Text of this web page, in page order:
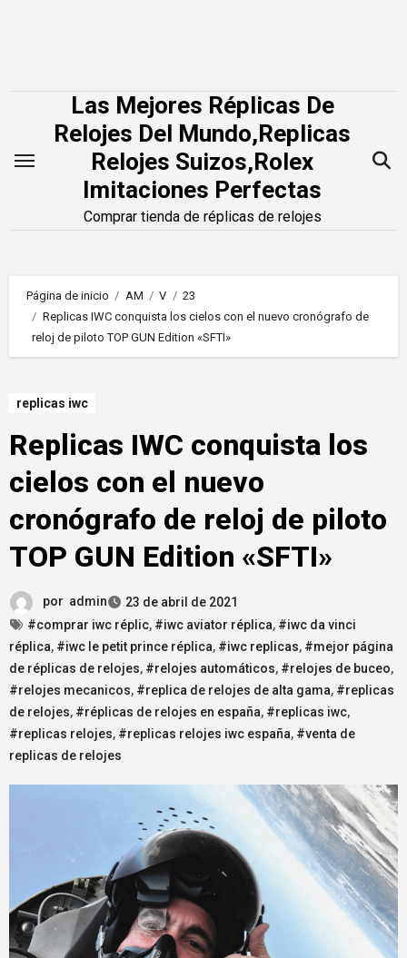
Las Mejores Réplicas De
Relojes Del Mundo,Replicas
Relojes Suizos,Rolex
Imitaciones Perfectas
Comprar tienda de réplicas de relojes
Página de inicio AM V
23
Replicas IWC conquista los cielos con el nuevo cronógrafo de
reloj de piloto TOP GUN Edition «SFTI»
replicas iwc
Replicas IWC conquista los
cielos con el nuevo
cronógrafo de reloj de piloto
TOP GUN Edition «SFTI»
por admin
23 de abril de 2021
#comprar iwc réplic, #iwc aviator réplica, #iwc da vinci
réplica, #iwc le petit prince réplica, #iwc replicas, #mejor página
de réplicas de relojes, #relojes automáticos, #relojes de buceo,
#relojes mecanicos, #replica de relojes de alta gama, #replicas
de relojes, #réplicas de relojes en españa, #replicas iwc,
#replicas relojes, #replicas relojes iwc españa, #venta de
replicas de relojes